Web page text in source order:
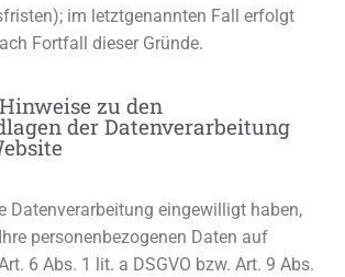
im letztgenannten Fall erfolgt
Fortfall dieser Gründe.
zu den
der Datenverarbeitung
Datenverarbeitung eingewilligt haben,
personenbezogenen Daten auf
6 Abs. 1 lit. a DSGVO bzw. Art. 9 Abs.